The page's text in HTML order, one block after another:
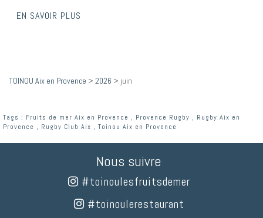
EN SAVOIR PLUS
TOINOU Aix en Provence > 2026 > juin
Tags : Fruits de mer Aix en Provence , Provence Rugby , Rugby Aix en
Provence , Rugby Club Aix , Toinou Aix en Provence
Nous suivre
#toinoulesfruitsdemer
#toinoulerestaurant